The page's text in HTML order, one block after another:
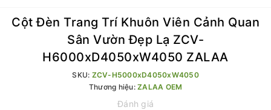
Cột Đèn Trang Trí Khuôn Viên Cảnh Quan
Sân Vườn Đẹp Lạ ZCV-
H6000xD4050xW4050 ZALAA
SKU: ZCV-H5000xD4050xW4050
Thương hiệu: ZALAA OEM
Đánh giá